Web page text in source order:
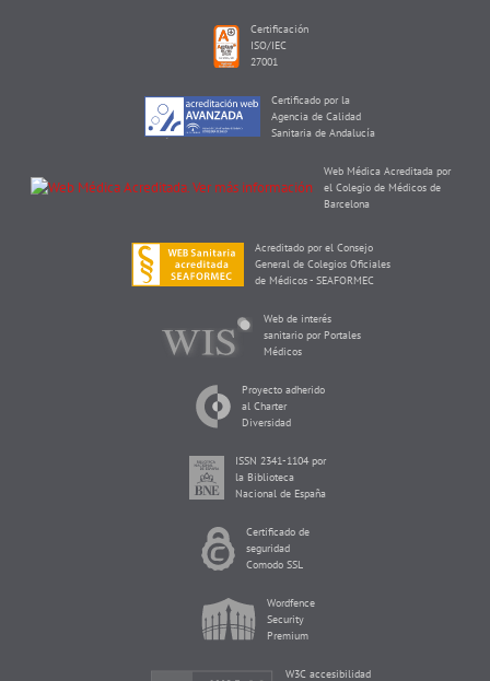
Certificación
ISO/IEC
27001
Certificado por la
Agencia de Calidad
Sanitaria de Andalucía
Web Médica Acreditada por
el Colegio de Médicos de
Barcelona
Acreditado por el Consejo
General de Colegios Oficiales
de Médicos - SEAFORMEC
Web de interés
sanitario por Portales
Médicos
Proyecto adherido
al Charter
Diversidad
ISSN 2341-1104 por
la Biblioteca
Nacional de España
Certificado de
seguridad
Comodo SSL
Wordfence
Security
Premium
W3C accesibilidad